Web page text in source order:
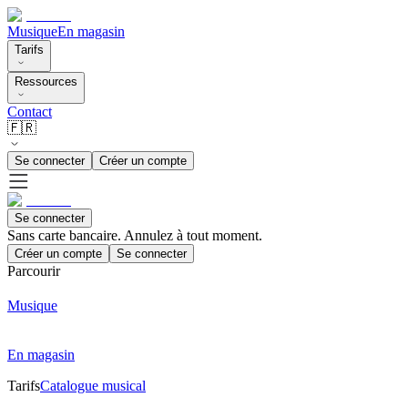
MusiqueEn magasin
Tarifs
Ressources
Contact
🇫🇷
Se connecter Créer un compte
Se connecter
Sans carte bancaire. Annulez à tout moment.
Créer un compte Se connecter
Parcourir
Musique
En magasin
TarifsCatalogue musical